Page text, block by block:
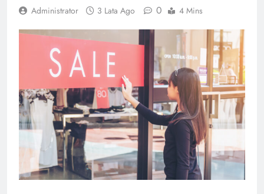
Administrator 3 Lata Ago 0 4 Mins